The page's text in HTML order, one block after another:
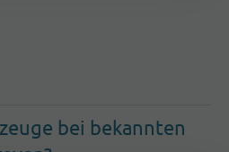
bei bekannten